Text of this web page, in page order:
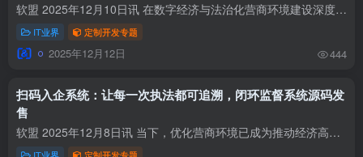
软盟 2025年12月10日讯 在数字经济与法治化营商环境建设深度融合的背景下，为响应《国务院办公厅关于严格规范涉企行政检查的意见》中 “全面推行‘扫码入企’等数字化监管模式” 的政策导向，湖...
IT业界 定制开发专题
2025年12月12日 444
扫码入企系统：让每一次执法都可追溯，闭环监督系统源码发
售
软盟 2025年12月8日讯 当下，优化营商环境已成为推动经济高质量发展的关键环节。然而长期以来，涉企行政检查中的“随意查、重复查、多头查”等问题正干扰着企业正常生产经营，增加了企业制度性...
IT业界 定制开发专题